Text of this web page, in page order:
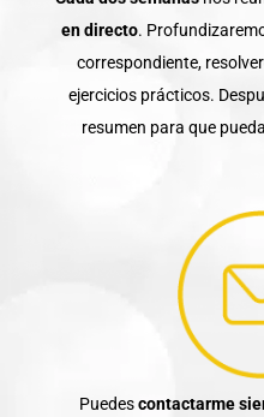
en directo.
correspondiente,
ejercicios prácticos.
resumen para que
Puedescontactarme